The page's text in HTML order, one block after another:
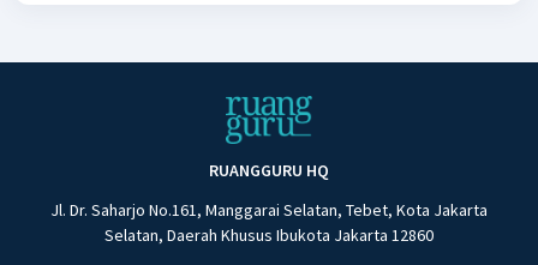
RUANGGURU HQ
Jl. Dr. Saharjo No.161, Manggarai Selatan, Tebet, Kota Jakarta
Selatan, Daerah Khusus Ibukota Jakarta 12860